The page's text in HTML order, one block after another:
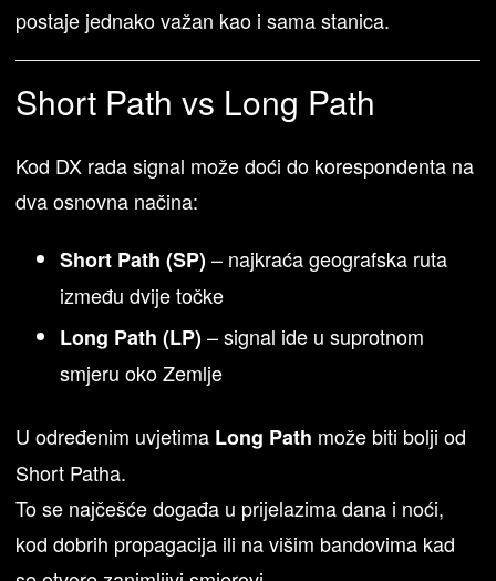
postaje jednako važan kao i sama stanica.
Short Path vs Long Path
Kod DX rada signal može doći do korespondenta na
dva osnovna načina:
Short Path (SP)– najkraća geografska ruta
između dvije točke
Long Path (LP)– signal ide u suprotnom
smjeru oko Zemlje
U određenim uvjetima Long Path može biti bolji od
Short Patha.
To se najčešće događa u prijelazima dana i noći,
kod dobrih propagacija ili na višim bandovima kad